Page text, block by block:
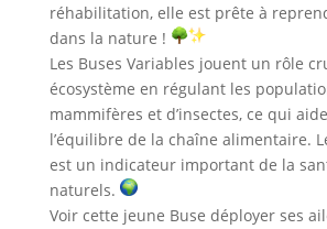
réhabilitation, elle est prête à
dans la nature !
Les Buses Variables jouent un rôle
écosystème en régulant les
mammifères et d’insectes, ce qui
l’équilibre de la chaîne alimentaire.
est un indicateur important de la
naturels.
Voir cette jeune Buse déployer ses